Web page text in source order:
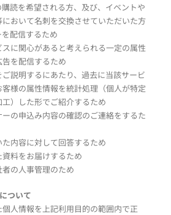
読を希望される方、及び、イベントや
おいて名刺を交換させていただいた方
配信するため
に関心があると考えられる一定の属性
を配信するため
説明するにあたり、過去に当該サービ
様の属性情報を統計処理（個人が特定
）した形でご紹介するため
の申込み内容の確認のご連絡をするた
内容に対して回答するため
料をお届けするため
の人事管理のため
ついて
人情報を上記利用目的の範囲内で正